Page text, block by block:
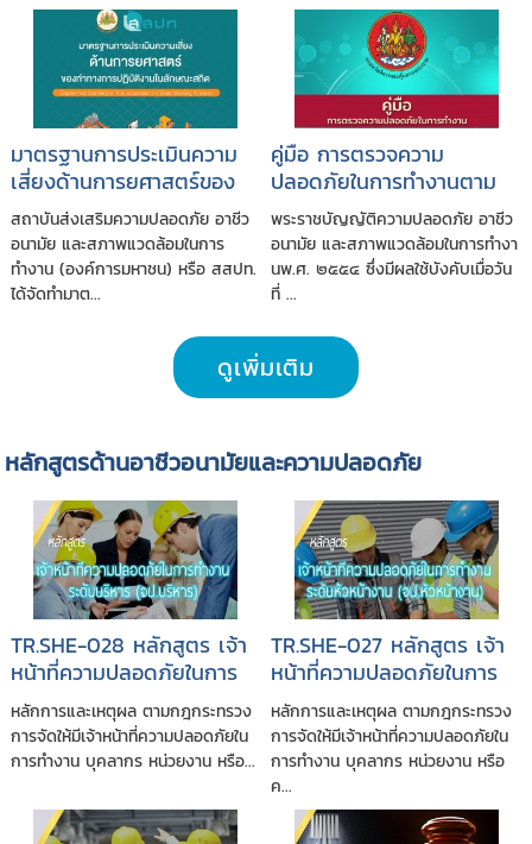
มาตรฐานการประเมินความ
เสี่ยงด้านการยศาสตร์ของ
ท่าทางการปฏิบัติงานใน
ลักษณะสถิต
สถาบันส่งเสริมความปลอดภัย อาชีว
อนามัย และสภาพแวดล้อมในการ
ทำงาน (องค์การมหาชน) หรือ สสปท.
ได้จัดทำมาต...
คู่มือ การตรวจความ
ปลอดภัยในการทำงานตาม
พรบ.ความปลอดภัยฯ พ.ศ.
๒๕๕๔
พระราชบัญญัติความปลอดภัย อาชีว
อนามัย และสภาพแวดล้อมในการทำงา
นพ.ศ. ๒๕๕๔ ซึ่งมีผลใช้บังคับเมื่อวัน
ที่ ...
ดูเพิ่มเติม
หลักสูตรด้านอาชีวอนามัยและความปลอดภัย
TR.SHE-028 หลักสูตร เจ้า
หน้าที่ความปลอดภัยในการ
ทำงานระดับบริหาร
(จป.บริหาร)
หลักการและเหตุผล ตามกฎกระทรวง
การจัดให้มีเจ้าหน้าที่ความปลอดภัยใน
การทำงาน บุคลากร หน่วยงาน หรือ...
TR.SHE-027 หลักสูตร เจ้า
หน้าที่ความปลอดภัยในการ
ทำงานระดับหัวหน้างาน
(จป.หัวหน้างาน)
หลักการและเหตุผล ตามกฎกระทรวง
การจัดให้มีเจ้าหน้าที่ความปลอดภัยใน
การทำงาน บุคลากร หน่วยงาน หรือ
ค...